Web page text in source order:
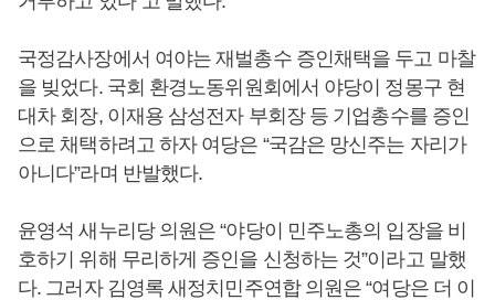
국정감사장에서 여야는 재벌총수 증인채택을 두고 마찰
을 빚었다. 국회 환경노동위원회에서 야당이 정몽구 현
대차 회장, 이재용 삼성전자 부회장 등 기업총수를 증인
으로 채택하려고 하자 여당은 “국감은 망신주는 자리가
아니다”라며 반발했다.
윤영석 새누리당 의원은 “야당이 민주노총의 입장을 비
호하기 위해 무리하게 증인을 신청하는 것”이라고 말했
다. 그러자 김영록 새정치민주연합 의원은 “여당은 더 이